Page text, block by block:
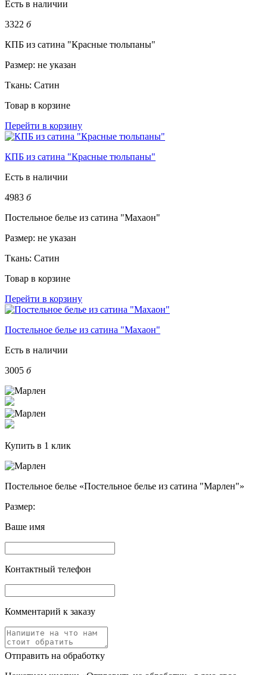
Есть в наличии
3322 б
КПБ из сатина "Красные тюльпаны"
Размер: не указан
Ткань: Сатин
Товар в корзине
Перейти в корзину
КПБ из сатина "Красные тюльпаны"
Есть в наличии
4983 б
Постельное белье из сатина "Махаон"
Размер: не указан
Ткань: Сатин
Товар в корзине
Перейти в корзину
Постельное белье из сатина "Махаон"
Есть в наличии
3005 б
Купить в 1 клик
Постельное белье «Постельное белье из сатина "Марлен"»
Размер:
Ваше имя
Контактный телефон
Комментарий к заказу
Отправить на обработку